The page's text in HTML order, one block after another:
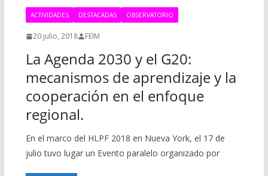
ACTIVIDADES DESTACADAS OBSERVATORIO
20 julio, 2018 FEIM
La Agenda 2030 y el G20:
mecanismos de aprendizaje y la
cooperación en el enfoque
regional.
En el marco del HLPF 2018 en Nueva York, el 17 de
julio tuvo lugar un Evento paralelo organizado por